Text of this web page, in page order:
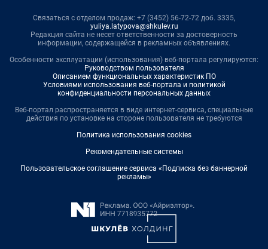
Связаться с отделом продаж: +7 (3452) 56-72-72 доб. 3335,
yuliya.latypova@shkulev.ru
Редакция сайта не несет ответственности за достоверность
информации, содержащейся в рекламных объявлениях.
Особенности эксплуатации (использования) веб-портала регулируются:
Руководством пользователя
Описанием функциональных характеристик ПО
Условиями использования веб-портала и политикой
конфиденциальности персональных данных
Веб-портал распространяется в виде интернет-сервиса, специальные
действия по установке на стороне пользователя не требуются
Политика использования cookies
Рекомендательные системы
Пользовательское соглашение сервиса «Подписка без баннерной
рекламы»